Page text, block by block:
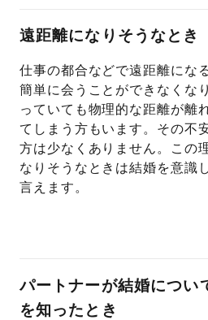
遠距離になりそうなとき
仕事の都合などで遠距離にな
簡単に会うことができなくな
っていても物理的な距離が離
てしまう方もいます。その不
方は少なくありません。この
なりそうなときは結婚を意識
言えます。
パートナーが結婚につい
を知ったとき